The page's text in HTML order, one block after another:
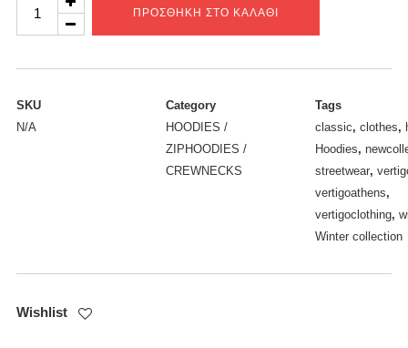
ποσότητα
ΠΡΟΣΘΉΚΗ ΣΤΟ ΚΑΛΆΘΙ
SKU
N/A
Category
HOODIES /
ZIPHOODIES /
CREWNECKS
Tags
classic, clothes,
Hoodies,
streetwear,
vertigoathens,
vertigoclothing,
Winter collection
Wishlist